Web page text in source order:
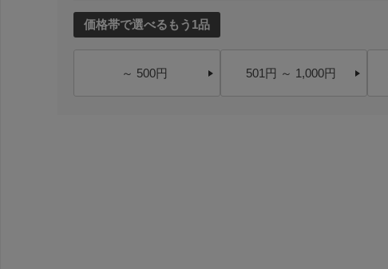
価格帯で選べるもう1品
～ 500円 501円 ～ 1,000円